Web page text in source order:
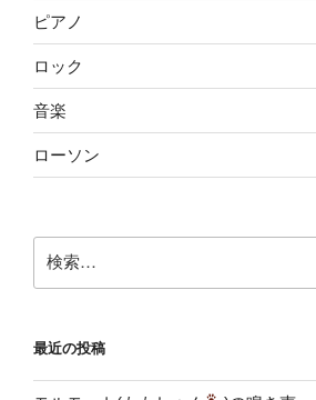
ピアノ
ロック
音楽
ローソン
索:
最近の投稿